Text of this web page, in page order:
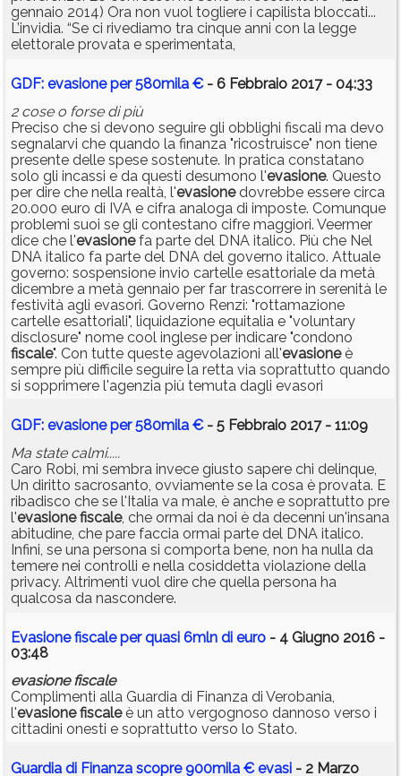
gennaio 2014) Ora non vuol togliere i capilista bloccati...
L’invidia. “Se ci rivediamo tra cinque anni con la legge
elettorale provata e sperimentata,
GDF: evasione per 580mila €- 6 Febbraio 2017 - 04:33
2 cose o forse di più
Preciso che si devono seguire gli obblighi fiscali ma devo
segnalarvi che quando la finanza "ricostruisce" non tiene
presente delle spese sostenute. In pratica constatano
solo gli incassi e da questi desumono l'evasione. Questo
per dire che nella realtà, l'evasionedovrebbe essere circa
20.000 euro di IVA e cifra analoga di imposte. Comunque
problemi suoi se gli contestano cifre maggiori. Veermer
dice che l'evasionefa parte del DNA italico. Più che Nel
DNA italico fa parte del DNA del governo italico. Attuale
governo: sospensione invio cartelle esattoriale da metà
dicembre a metà gennaio per far trascorrere in serenità le
festività agli evasori. Governo Renzi: "rottamazione
cartelle esattoriali", liquidazione equitalia e "voluntary
disclosure" nome cool inglese per indicare "condono
fiscale". Con tutte queste agevolazioni all'evasioneè
sempre più difficile seguire la retta via soprattutto quando
si sopprimere l'agenzia più temuta dagli evasori
GDF: evasione per 580mila €- 5 Febbraio 2017 - 11:09
Ma state calmi.....
Caro Robi, mi sembra invece giusto sapere chi delinque,
Un diritto sacrosanto, ovviamente se la cosa è provata. E
ribadisco che se l'Italia va male, è anche e soprattutto pre
l'evasione fiscale, che ormai da noi è da decenni un'insana
abitudine, che pare faccia ormai parte del DNA italico.
Infini, se una persona si comporta bene, non ha nulla da
temere nei controlli e nella cosiddetta violazione della
privacy. Altrimenti vuol dire che quella persona ha
qualcosa da nascondere.
Evasione fiscale per quasi 6mln di euro - 4 Giugno 2016 -
03:48
evasione fiscale
Complimenti alla Guardia di Finanza di Verobania,
l'evasione fiscaleè un atto vergognoso dannoso verso i
cittadini onesti e soprattutto verso lo Stato.
Guardia di Finanza scopre 900mila € evasi - 2 Marzo